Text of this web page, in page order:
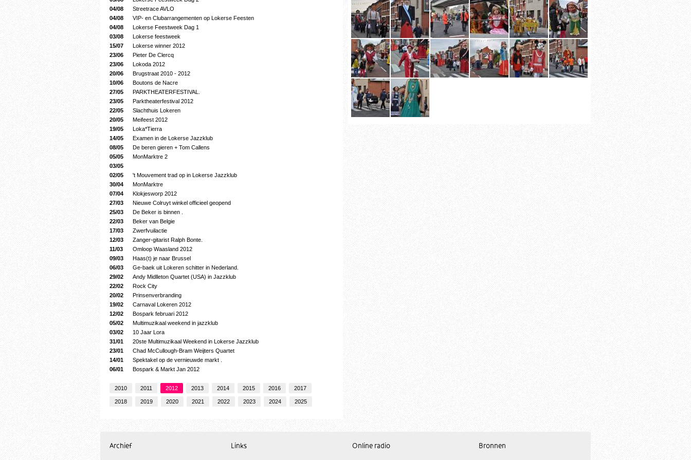
04/08
Streetrace AVLO
04/08
VIP- en Clubarrangementen op Lokerse Feesten
04/08
Lokerse Feestweek Dag 1
03/08
Lokerse feestweek
15/07
Lokerse winner 2012
23/06
Pieter De Clercq
23/06
Lokoda 2012
20/06
Brugstraat 2010 - 2012
10/06
Boutons de Nacre
27/05
PARKTHEATERFESTIVAL.
23/05
Parktheaterfestival 2012
22/05
Slachthuis Lokeren
20/05
Meifeest 2012
19/05
Loka*Tierra
14/05
Examen in de Lokerse Jazzklub
08/05
De beren gieren + Tom Callens
05/05
MonMarktre 2
03/05
02/05
't Mouvement trad op in Lokerse Jazzklub
30/04
MonMarktre
07/04
Klokjesworp 2012
27/03
Nieuwe Colruyt winkel officieel geopend
25/03
De Beker is binnen .
22/03
Beker van Belgie
17/03
Zwerfvuilactie
12/03
Zanger-gitarist Ralph Bonte.
11/03
Omloop Waasland 2012
09/03
Haas(t) je naar Brussel
06/03
Ge-baek uit Lokeren schitter in Nederland.
29/02
Andy Midlleton Quartet (USA) in Jazzklub
22/02
Rock City
20/02
Prinsenverbranding
19/02
Carnaval Lokeren 2012
12/02
Bospark februari 2012
05/02
Multimuzikaal weekend in jazzklub
03/02
10 Jaar Lora
31/01
20ste Multimuzikaal Weekend in Lokerse Jazzklub
23/01
Chad McCullough-Bram Weijters Quartet
14/01
Spektakel op de vernieuwde markt .
06/01
Bospark & Markt Jan 2012
2010 2011 2012 2013 2014 2015 2016 2017
2018 2019 2020 2021 2022 2023 2024 2025
Archief Links Online radio Bronnen